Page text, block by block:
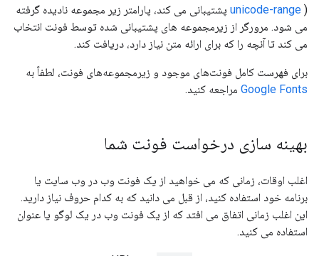
unicode-range ) پشتیبانی می کند، پارامتر زیر مجموعه نادیده گرفته
می شود. مرورگر از زیرمجموعه های پشتیبانی شده توسط فونت انتخاب
می کند تا آنچه را که برای ارائه متن نیاز دارد، دریافت کند.
برای فهرست کامل فونت‌های موجود و زیرمجموعه‌های فونت، لطفاً به
Google Fonts مراجعه کنید.
بهینه سازی درخواست فونت شما
اغلب اوقات، زمانی که می خواهید از یک فونت وب در وب سایت یا
برنامه خود استفاده کنید، از قبل می دانید که به کدام حروف نیاز دارید.
این اغلب زمانی اتفاق می افتد که از یک فونت وب در یک لوگو یا عنوان
استفاده می کنید.